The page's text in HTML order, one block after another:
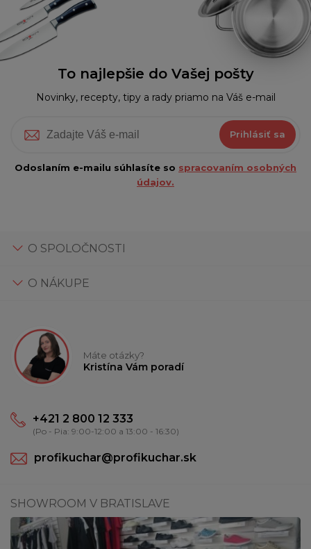
To najlepšie do Vašej pošty
Novinky, recepty, tipy a rady priamo na Váš e-mail
Prihlásiť sa
Odoslaním e-mailu súhlasíte so spracovaním osobných
údajov.
O SPOLOČNOSTI
O NÁKUPE
Máte otázky?
Kristína Vám poradí
+421 2 800 12 333
(Po - Pia: 9:00-12:00 a 13:00 - 16:30)
profikuchar@profikuchar.sk
SHOWROOM V BRATISLAVE